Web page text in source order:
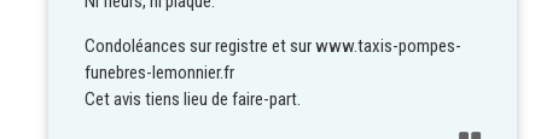
Condoléances sur registre et sur www.taxis-pompes-
funebres-lemonnier.fr
Cet avis tiens lieu de faire-part.